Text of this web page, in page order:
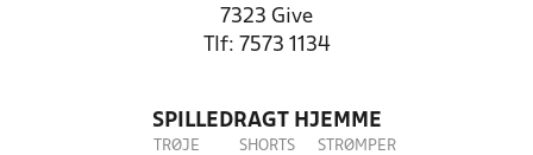
7323 Give
Tlf: 7573 1134
SPILLEDRAGT HJEMME
TRØJE SHORTS STRØMPER